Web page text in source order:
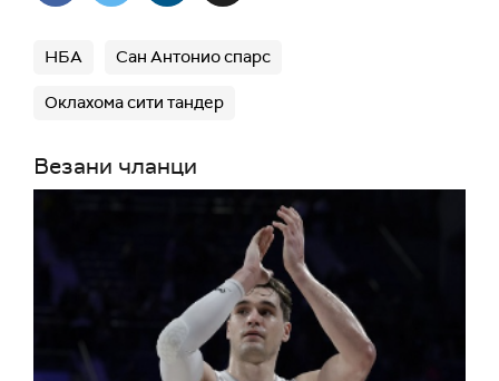
НБА Сан Антонио спарс
Оклахома сити тандер
Везани чланци